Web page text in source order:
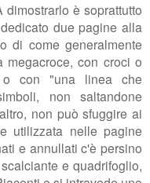
dimostrarlo è soprattutto
due pagine alla
di come generalmente
con croci o
o con "una linea che
non saltandone
non può sfuggire ai
utilizzata nelle pagine
e annullati c'è persino
e quadrifoglio,